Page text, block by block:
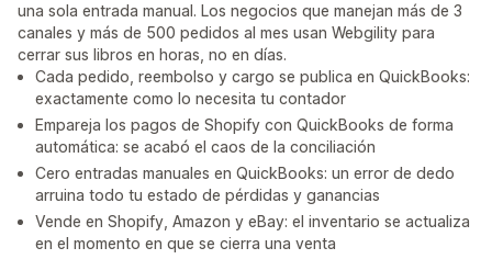
una sola entrada manual. Los negocios que manejan más de 3
canales y más de 500 pedidos al mes usan Webgility para
cerrar sus libros en horas, no en días.
Cada pedido, reembolso y cargo se publica en QuickBooks:
exactamente como lo necesita tu contador
Empareja los pagos de Shopify con QuickBooks de forma
automática: se acabó el caos de la conciliación
Cero entradas manuales en QuickBooks: un error de dedo
arruina todo tu estado de pérdidas y ganancias
Vende en Shopify, Amazon y eBay: el inventario se actualiza
en el momento en que se cierra una venta